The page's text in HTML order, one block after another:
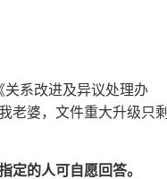
系改进及异议处理办
老婆，文件重大升级只剩
的人可自愿回答。